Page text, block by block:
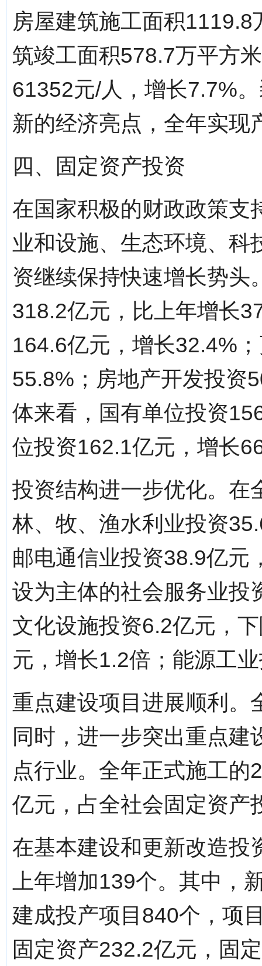
房屋建筑施工面积
筑竣工面积578.7万平方
61352元/人，增长7.7%
新的经济亮点，全年实现
四、固定资产投资
在国家积极的财政政策支
业和设施、生态环境、科
资继续保持快速增长势头
318.2亿元，比上年增长
164.6亿元，增长32.4%
55.8%；房地产开发投资
体来看，国有单位投资
位投资162.1亿元，增长
投资结构进一步优化。在
林、牧、渔水利业投资
邮电通信业投资38.9亿元
设为主体的社会服务业投
文化设施投资6.2亿元，
元，增长1.2倍；能源工
重点建设项目进展顺利。
同时，进一步突出重点
点行业。全年正式施工
亿元，占全社会固定资产
在基本建设和更新改造投
上年增加139个。其中，
建成投产项目840个，项
固定资产232.2亿元，固